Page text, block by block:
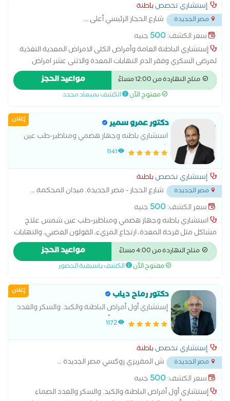
إستشاري تخصصباطنة
مصر الجديدة شارع الحجاز الرئيسي أعلى...
سعر الكشف:500 جنيه
إستشاري الباطنة العامة وأمراض الكلى الامراض المعدية التغذية
لمرضى السكري وفقر الدم التهابات المعدة والاثنى عشر امراض
الباطنة العامة امراض الجهاز الهضمي امراض ضغط الدم تشخيص
وعلاج حالات ارتجاع المريء سونار على البطن والحوض علاج
متاح النهاردة من 12:00 مساءً مواعيد الحجز
مفتوح الآن الكشف بميعاد محدد
إعلان دكتور عمرو سمير
استشاري باطنه وجهاز هضمي ومناظير-طب عين
شمس
1141
إستشاري تخصصباطنة
مصر الجديدة شارع الحجاز - مصر الجديدة. ميدان المحكمة...
سعر الكشف:500 جنيه
استشاري باطنه وجهاز هضمي ومناظير-طب عين شمس علاج
مشاكل مثل قرحة المعدة، ارتجاع المريء، القولون العصبي، والتهابات
الأمعاء. التعامل مع أمراض الكبد مثل الدهون على الكبد أو الالتهاب
الكبدي. تشخيص حالات النزيف أو الألم في البطن
متاح النهاردة من 4:00 مساءً مواعيد الحجز
مفتوح الآن الكشف باسبقية الحضور
إعلان دكتور رماح دياب
إستشاري أول أمراض الباطنة والكبد. والسكر والغدد
الصماء دكتوراه في أمراض الباطنة والكبد
1172
إستشاري تخصصباطنة
مصر الجديدة ش المقريزي روكسي مصر الجديدة...
سعر الكشف:500 جنيه
إستشاري أول أمراض الباطنة والكبد. والسكر والغدد الصماء